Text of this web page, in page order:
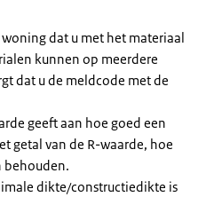
dat u met het materiaal
kunnen op meerdere
dat u de meldcode met de
geeft aan hoe goed een
getal van de R-waarde, hoe
behouden.
dikte/constructiedikte is